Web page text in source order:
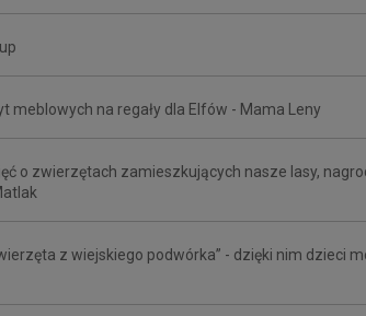
meblowych na regały dla Elfów - Mama Leny
o zwierzętach zamieszkujących nasze lasy,
z wiejskiego podwórka” - dzięki nim dzieci